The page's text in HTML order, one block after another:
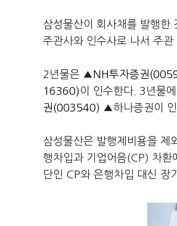
삼성물산이 회사채를 발행한
주관사와 인수사로 나서 주관
2년물은 ▲ NH투자증권
16360)이 인수한다. 3년물
권(003540) ▲하나증권이
삼성물산은 발행제비용을 제
행차입과 기업어음(CP) 차환
단인 CP와 은행차입 대신 장